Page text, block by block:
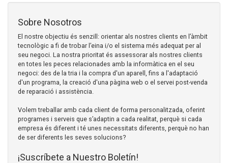
Sobre Nosotros
El nostre objectiu és senzill: orientar als nostres clients en l’àmbit
tecnològic a fi de trobar l’eina i/o el sistema més adequat per al
seu negoci. La nostra prioritat és assessorar als nostres clients
en totes les peces relacionades amb la informàtica en el seu
negoci: des de la tria i la compra d'un aparell, fins a l'adaptació
d'un programa, la creació d'una pàgina web o el servei post-venda
de reparació i assistència.
Volem treballar amb cada client de forma personalitzada, oferint
programes i serveis que s’adaptin a cada realitat, perquè si cada
empresa és diferent i té unes necessitats diferents, perquè no han
de ser diferents les seves solucions?
¡Suscríbete a Nuestro Boletín!